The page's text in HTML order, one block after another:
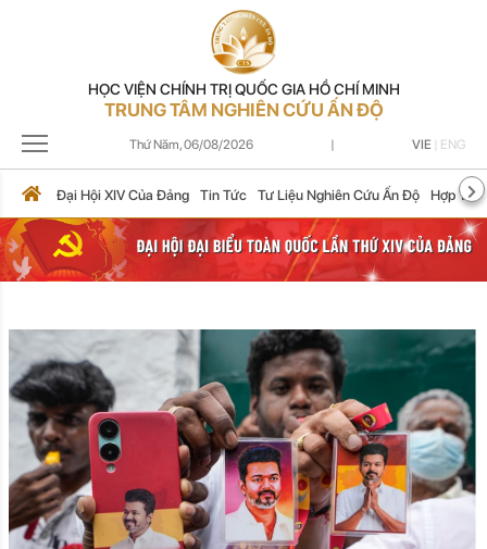
HỌC VIỆN CHÍNH TRỊ QUỐC GIA HỒ CHÍ MINH
TRUNG TÂM NGHIÊN CỨU ẤN ĐỘ
Thứ Năm,06/08/2026 | VIE ENG
Đại Hội XIV Của Đảng Tin Tức Tư Liệu Nghiên Cứu Ấn Độ Hợp Tác